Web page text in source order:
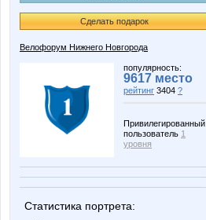
Сделать подарок
Велофорум Нижнего Новгорода
популярность:
9617 место
рейтинг 3404 ?
Привилегированный
пользователь 1
уровня
Статистика портрета: